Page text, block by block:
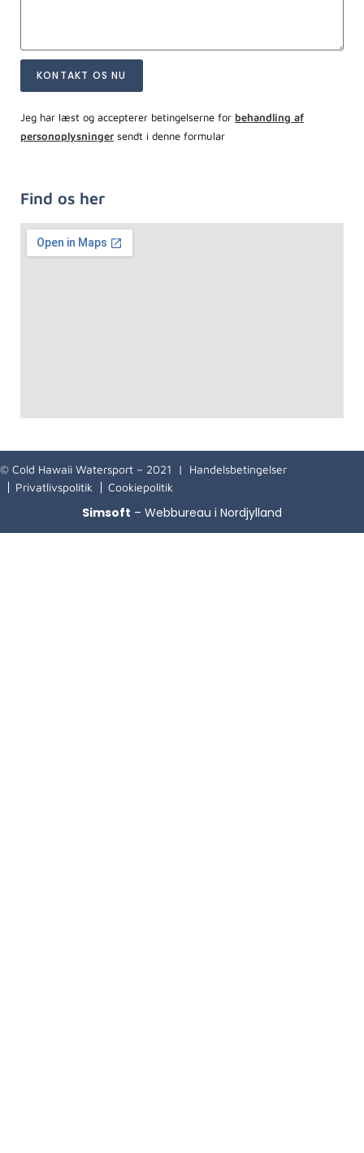
KONTAKT OS NU
Jeg har læst og accepterer betingelserne for behandling af
personoplysninger sendt i denne formular
Find os her
© Cold Hawaii Watersport – 2021 | Handelsbetingelser
Privatlivspolitik
Cookiepolitik
Simsoft – Webbureau i Nordjylland